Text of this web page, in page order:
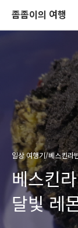
좀좀이의 여행
일상 여행기/베스킨라
베스킨
달빛 레